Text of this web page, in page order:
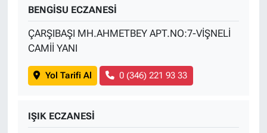
BENGİSU ECZANESİ
ÇARŞIBAŞI MH.AHMETBEY APT.NO:7-VİŞNELİ
CAMİİ YANI
Yol Tarifi Al 0 (346) 221 93 33
IŞIK ECZANESİ